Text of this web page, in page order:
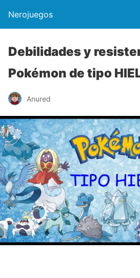
Nerojuegos
Debilidades y
Pokémon de tipo
Anured